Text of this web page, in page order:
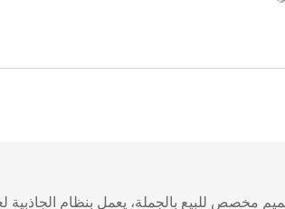
للبيع بالجملة، يعمل بنظام الجاذبية